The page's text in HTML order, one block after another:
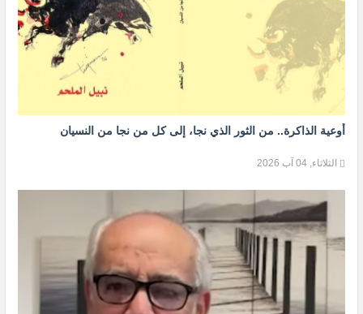
أوعية الذاكرة.. من الثور الذي نجا، إلى كل من نجا من النسيان
الثلاثاء, 04 آب 2026